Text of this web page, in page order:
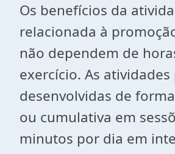
Os benefícios da
relacionada à
não dependem de
exercício. As
desenvolvidas de
ou cumulativa em
minutos por dia em